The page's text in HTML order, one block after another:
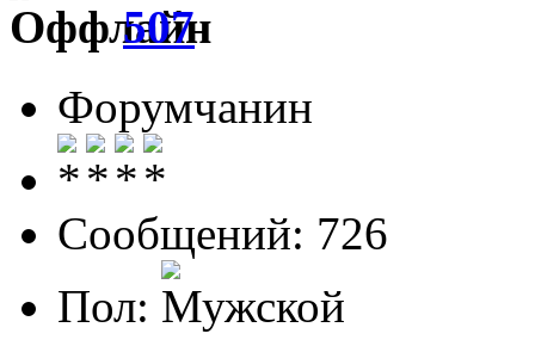
507
Форумчанин
Сообщений: 726
Пол: